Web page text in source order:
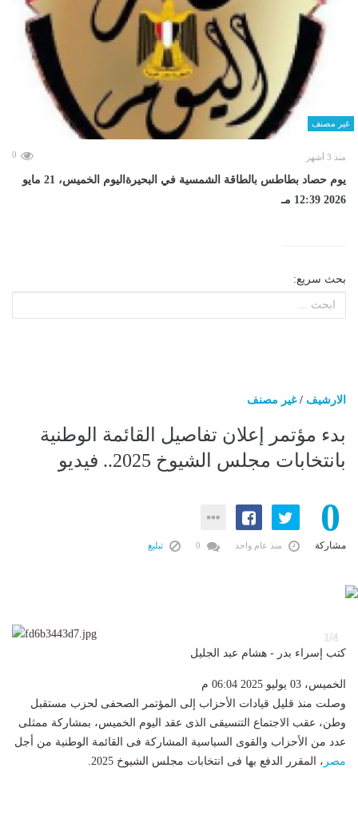
غير مصنف
منذ 3 أشهر 0
يوم حصاد بطاطس بالطاقة الشمسية في البحيرةاليوم الخميس، 21 مايو
2026 12:39 مـ
بحث سريع:
الارشيف /غير مصنف
بدء مؤتمر إعلان تفاصيل القائمة الوطنية
بانتخابات مجلس الشيوخ 2025.. فيديو
0
مشاركة منذ عام واحد تبليغ
1/4
كتب إسراء بدر - هشام عبد الجليل
الخميس، 03 يوليو 2025 06:04 م
وصلت منذ قليل قيادات الأحزاب إلى المؤتمر الصحفى لحزب مستقبل
وطن، عقب الاجتماع التنسيقى الذى عقد اليوم الخميس، بمشاركة ممثلى
عدد من الأحزاب والقوى السياسية المشاركة فى القائمة الوطنية من أجل
مصر ، المقرر الدفع بها فى انتخابات مجلس الشيوخ 2025.